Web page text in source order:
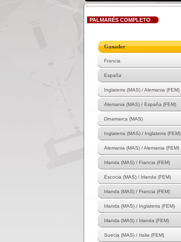
PALMARÉS COMPLETO
Ganador
Francia
España
Inglaterra (MAS) / Alemania (FEM)
Alemania (MAS) / España (FEM)
Dinamarca (MAS)
Inglaterra (MAS) / Inglaterra (FEM)
Alemania (MAS) / Alemania (FEM)
Irlanda (MAS) / Francia (FEM)
Escocia (MAS) / Irlanda (FEM)
Irlanda (MAS) / Francia (FEM)
Irlanda (MAS) / Inglaterra (FEM)
Irlanda (MAS) / Irlanda (FEM)
Suecia (MAS) / Italia (FEM)